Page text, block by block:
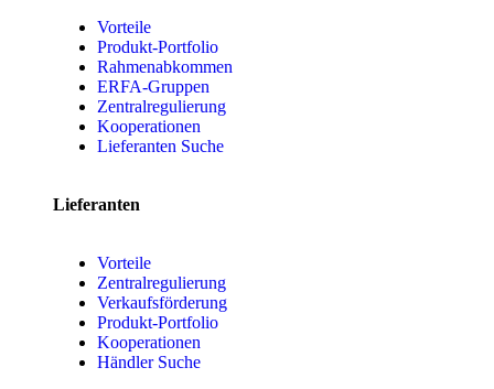
Vorteile
Produkt-Portfolio
Rahmenabkommen
ERFA-Gruppen
Zentralregulierung
Kooperationen
Lieferanten Suche
Lieferanten
Vorteile
Zentralregulierung
Verkaufsförderung
Produkt-Portfolio
Kooperationen
Händler Suche